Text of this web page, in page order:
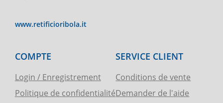
www.retificioribola.it
COMPTE
Login / Enregistrement
Politique de confidentialité
SERVICE CLIENT
Conditions de vente
Demander de l'aide